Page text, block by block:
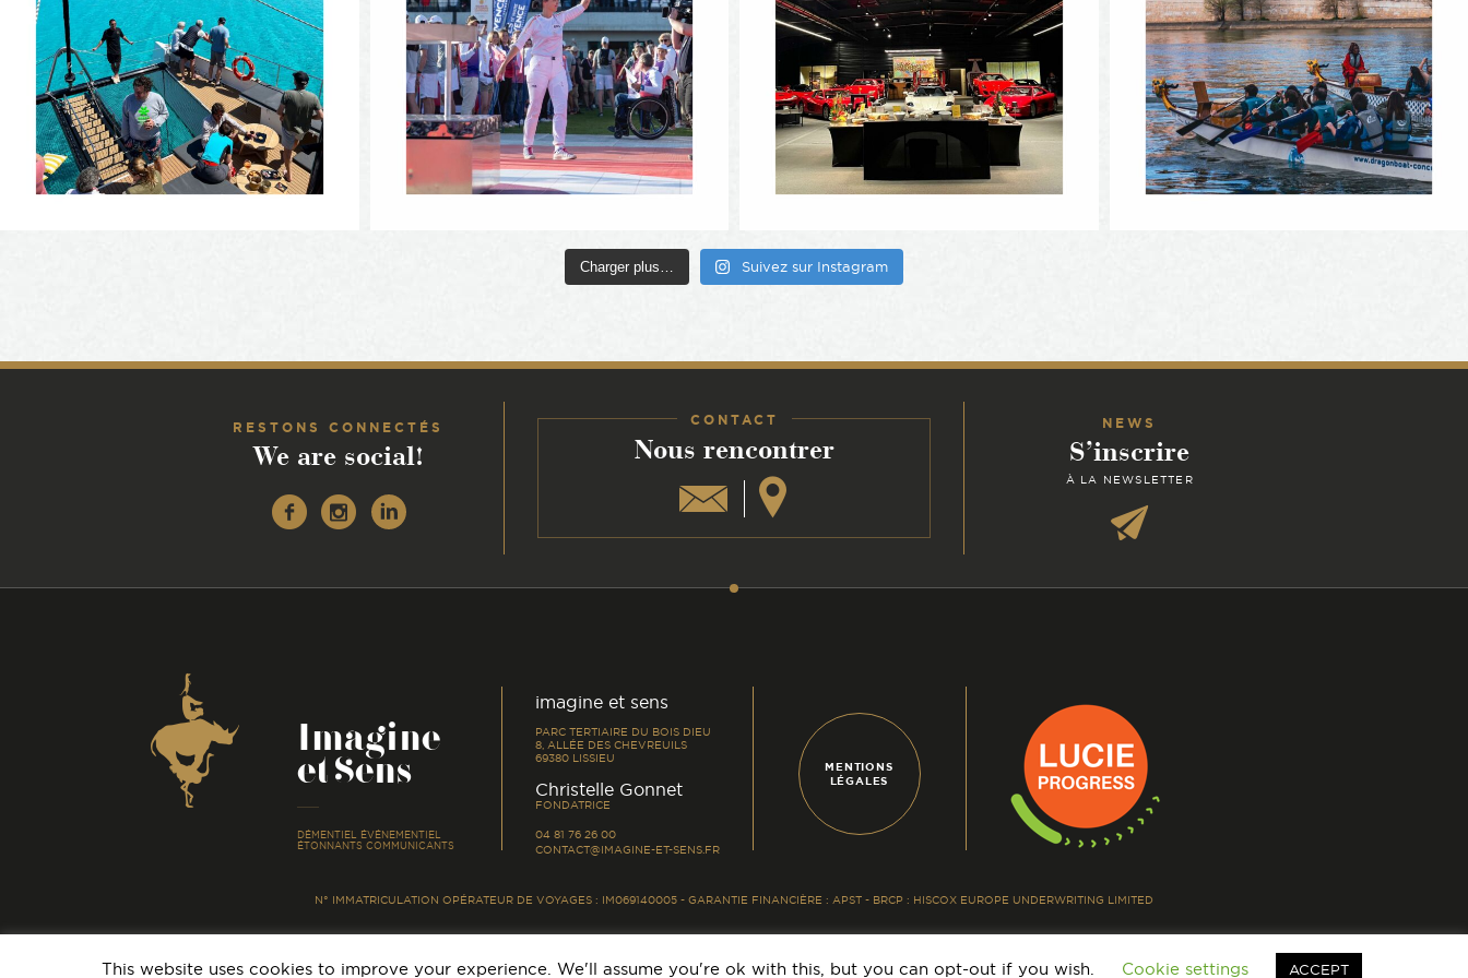
Charger plus… Suivez sur Instagram
RESTONS CONNECTÉS
We are social!
Instagram
Linkedin
CONTACT
Nous rencontrer
NEWS
S’inscrire
À LA NEWSLETTER
Coordonnées
Imagine
et Sens
DÉMENTIEL ÉVÉNEMENTIEL
ÉTONNANTS COMMUNICANTS
imagine et sens
PARC TERTIAIRE DU BOIS DIEU
8, ALLÉE DES CHEVREUILS
69380 LISSIEU
Christelle Gonnet-
FONDATRICE
04 81 76 26 00
CONTACT@IMAGINE-ET-SENS.FR
MENTIONS
LÉGALES
N° IMMATRICULATION OPÉRATEUR DE VOYAGES : IM069140005 - GARANTIE FINANCIÈRE : APST - BRCP : HISCOX EUROPE UNDERWRITING LIMITED
This website uses cookies to improve your experience. We'll assume you're ok with this, but you can opt-out if you wish. Cookie settings ACCEPT